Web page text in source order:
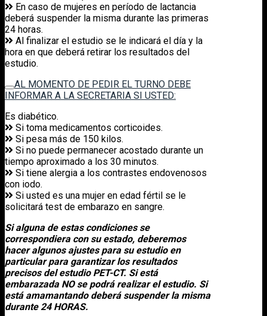
En caso de mujeres en período de lactancia
deberá suspender la misma durante las primeras
24 horas.
Al finalizar el estudio se le indicará el día y la
hora en que deberá retirar los resultados del
estudio.
AL MOMENTO DE PEDIR EL TURNO DEBE
INFORMAR A LA SECRETARIA SI USTED:
Es diabético.
Si toma medicamentos corticoides.
Si pesa más de 150 kilos.
Si no puede permanecer acostado durante un
tiempo aproximado a los 30 minutos.
Si tiene alergia a los contrastes endovenosos
con iodo.
Si usted es una mujer en edad fértil se le
solicitará test de embarazo en sangre.
Si alguna de estas condiciones se
correspondiera con su estado, deberemos
hacer algunos ajustes para su estudio en
particular para garantizar los resultados
precisos del estudio PET-CT. Si está
embarazada NO se podrá realizar el estudio. Si
está amamantando deberá suspender la misma
durante 24 HORAS.